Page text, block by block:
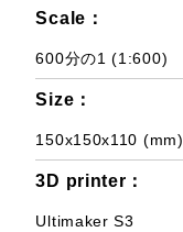
Scale：
600分の1 (1:600)
Size：
150x150x110 (mm)
3D printer：
Ultimaker S3